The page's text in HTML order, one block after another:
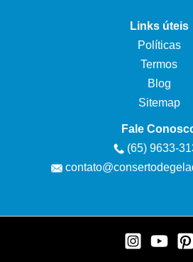
Links úteis
Políticas
Termos
Blog
Sitemap
Fale
(65) 9633-